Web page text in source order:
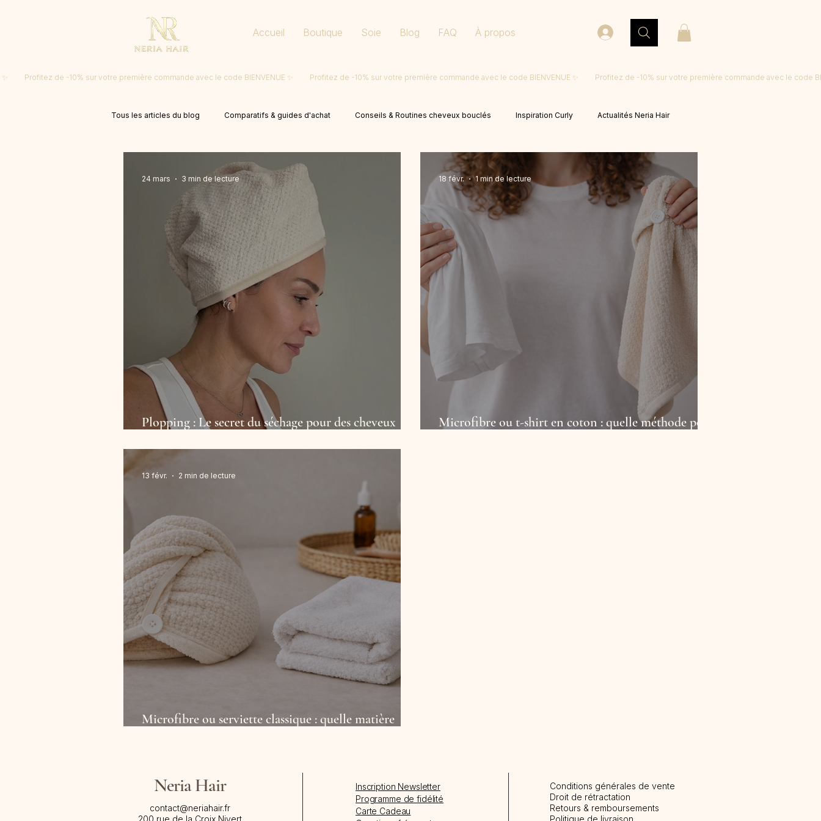
Accueil Boutique Soie Blog FAQ À propos
✨         Profitez de -10% sur votre première commande avec le code BIENVENUE
Tous les articles du blog Comparatifs & guides d'achat Conseils & Routines cheveux bouclés Inspiration Curly Actualités Neria Hair
Plopping : Le secret du séchage pour des cheveux
24 mars 3 min de lecture
Microfibre ou t-shirt en coton : quelle méthode pour
18 févr. 1 min de lecture
Microfibre ou serviette classique : quelle matière
13 févr. 2 min de lecture
Neria Hair
contact@neriahair.fr
200 rue de la Croix Nivert
Inscription Newsletter
Programme de fidélité
Carte Cadeau
Conditions générales de vente
Droit de rétractation
Retours & remboursements
Politique de livraison